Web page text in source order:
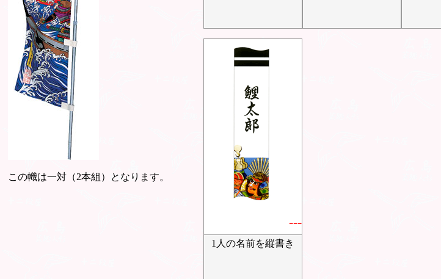
この幟は一対（2本組）となります。
---
1人の名前を縦書き